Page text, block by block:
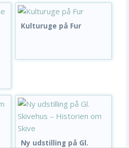
Kulturuge på Fur
Ny udstilling på Gl.